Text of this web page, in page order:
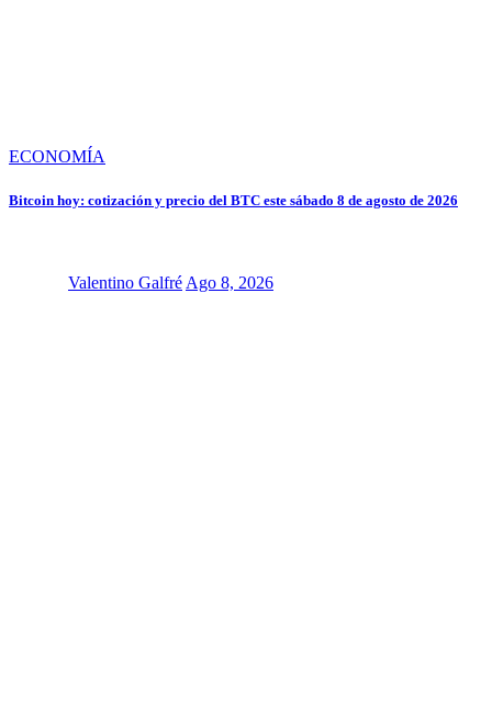
ECONOMÍA
Bitcoin hoy: cotización y precio del BTC este sábado 8 de agosto de 2026
Valentino Galfré Ago 8, 2026